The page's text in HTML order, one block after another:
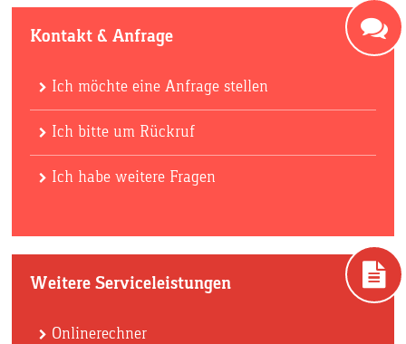
Kontakt & Anfrage
Ich möchte eine Anfrage stellen
Ich bitte um Rückruf
Ich habe weitere Fragen
Weitere Serviceleistungen
Onlinerechner